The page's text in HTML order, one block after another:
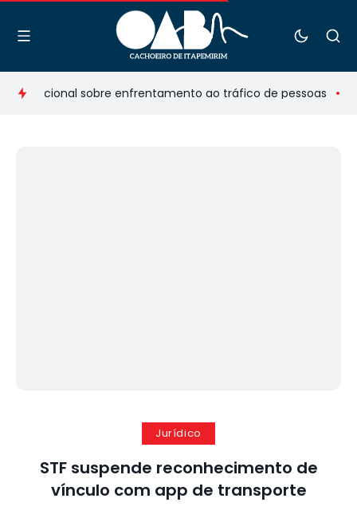
sobre enfrentamento ao tráfico de pessoas
Jurídico
STF suspende reconhecimento de
vínculo com app de transporte